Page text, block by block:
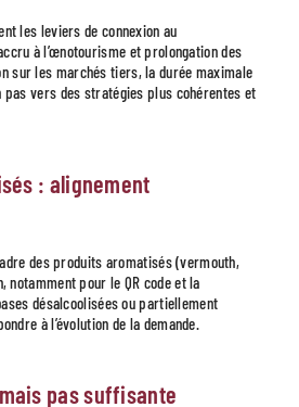
les leviers de connexion au
à l’œnotourisme et prolongation des
sur les marchés tiers, la durée maximale
pas vers des stratégies plus cohérentes et
: alignement
des produits aromatisés (vermouth,
pour le QR code et la
désalcoolisées ou partiellement
à l’évolution de la demande.
pas suffisante